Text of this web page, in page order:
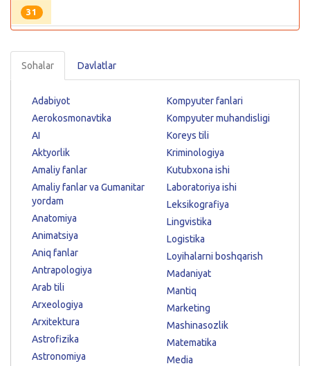
31
Sohalar Davlatlar
Adabiyot
Aerokosmonavtika
AI
Aktyorlik
Amaliy fanlar
Amaliy fanlar va Gumanitar
yordam
Anatomiya
Animatsiya
Aniq fanlar
Antrapologiya
Arab tili
Arxeologiya
Arxitektura
Astrofizika
Astronomiya
Kompyuter fanlari
Kompyuter muhandisligi
Koreys tili
Kriminologiya
Kutubxona ishi
Laboratoriya ishi
Leksikografiya
Lingvistika
Logistika
Loyihalarni boshqarish
Madaniyat
Mantiq
Marketing
Mashinasozlik
Matematika
Media